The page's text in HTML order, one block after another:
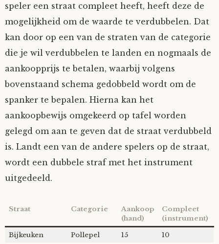
speler een straat compleet heeft, heeft deze de
mogelijkheid om de waarde te verdubbelen. Dat
kan door op een van de straten van de categorie
die je wil verdubbelen te landen en nogmaals de
aankoopprijs te betalen, waarbij volgens
bovenstaand schema gedobbeld wordt om de
spanker te bepalen. Hierna kan het
aankoopbewijs omgekeerd op tafel worden
gelegd om aan te geven dat de straat verdubbeld
is. Landt een van de andere spelers op de straat,
wordt een dubbele straf met het instrument
uitgedeeld.
Straat Categorie
Aankoop
(hand)
Compleet
(instrument)
Bijkeuken
Pollepel 15
10